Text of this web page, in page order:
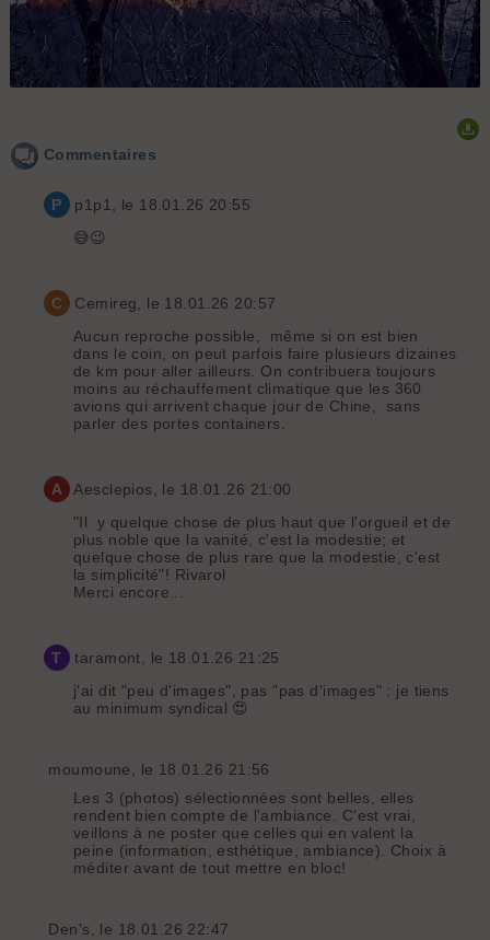
Commentaires
P p1p1
, le 18.01.26 20:55
😅😉
C Cemireg , le 18.01.26 20:57
Aucun reproche possible, même si on est bien
dans le coin, on peut parfois faire plusieurs dizaines
de km pour aller ailleurs. On contribuera toujours
moins au réchauffement climatique que les 360
avions qui arrivent chaque jour de Chine, sans
parler des portes containers.
A Aesclepios
, le 18.01.26 21:00
"Il y quelque chose de plus haut que l'orgueil et de
plus noble que la vanité, c'est la modestie; et
quelque chose de plus rare que la modestie, c'est
la simplicité"! Rivarol
Merci encore...
T taramont , le 18.01.26 21:25
j'ai dit "peu d'images", pas "pas d'images" : je tiens
au minimum syndical 😍
moumoune
, le 18.01.26 21:56
Les 3 (photos) sélectionnées sont belles, elles
rendent bien compte de l'ambiance. C'est vrai,
veillons à ne poster que celles qui en valent la
peine (information, esthétique, ambiance). Choix à
méditer avant de tout mettre en bloc!
Den's , le 18.01.26 22:47